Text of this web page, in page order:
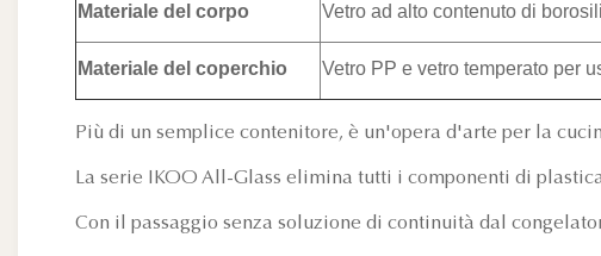
Materiale del corpo Vetro ad alto contenuto di
Materiale del coperchio Vetro PP e vetro temperato per
Più di un semplice contenitore, è un'opera d'arte per la
La serie IKOO All-Glass elimina tutti i componenti di
Con il passaggio senza soluzione di continuità dal